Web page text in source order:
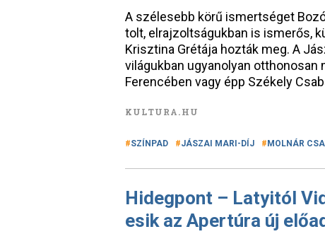
A szélesebb körű ismertséget
tolt, elrajzoltságukban is ismerős,
Krisztina Grétája hozták meg. A
világukban ugyanolyan otthonosan
Ferencében vagy épp Székely
KULTURA.HU
SZÍNPAD JÁSZAI MARI-DÍJ MOLNÁR
Hidegpont – Latyitól
esik az Apertúra új